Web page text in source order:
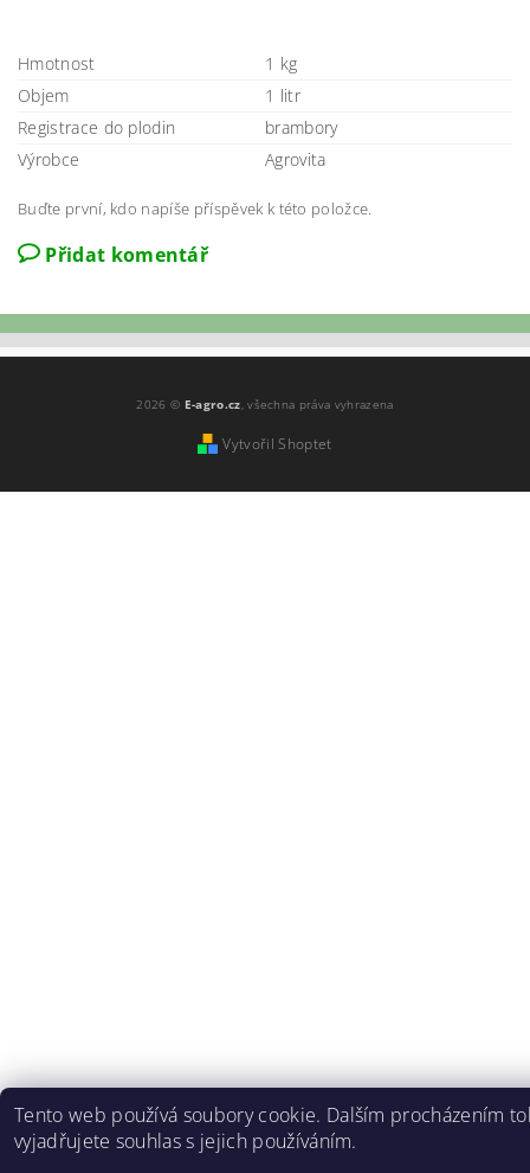
Hmotnost
1 kg
Objem
1 litr
Registrace do plodin
brambory
Výrobce
Agrovita
Buďte první, kdo napíše příspěvek k této položce.
Přidat komentář
2026 © E-agro.cz, všechna práva vyhrazena
Vytvořil Shoptet
Tento web používá soubory cookie. Dalším procházením
vyjadřujete souhlas s jejich používáním.